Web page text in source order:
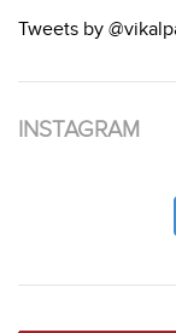
Tweets by
INSTAGRAM